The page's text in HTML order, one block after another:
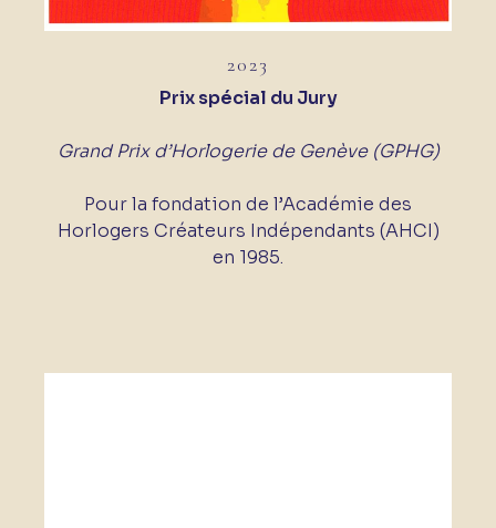
2023
Prix spécial du Jury
Grand Prix d’Horlogerie de Genève (GPHG)
Pour la fondation de l’Académie des
Horlogers Créateurs Indépendants (AHCI)
en 1985.